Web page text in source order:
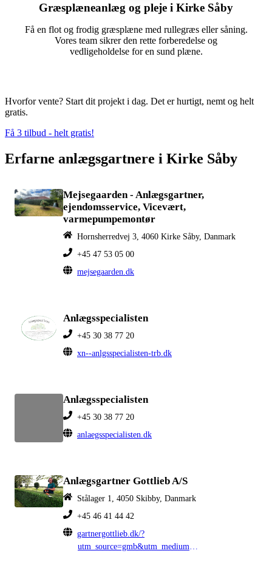
Græsplæneanlæg og pleje i Kirke Såby
Få en flot og frodig græsplæne med rullegræs eller såning.
Vores team sikrer den rette forberedelse og
vedligeholdelse for en sund plæne.
Hvorfor vente? Start dit projekt i dag. Det er hurtigt, nemt og helt
gratis.
Få 3 tilbud - helt gratis!
Erfarne anlægsgartnere i Kirke Såby
Mejsegaarden - Anlægsgartner,
ejendomsservice, Vicevært,
varmepumpemontør
Hornsherredvej 3, 4060 Kirke Såby, Danmark
+45 47 53 05 00
mejsegaarden.dk
Anlægsspecialisten
+45 30 38 77 20
xn--anlgsspecialisten-trb.dk
Anlægsspecialisten
+45 30 38 77 20
anlaegsspecialisten.dk
Anlægsgartner Gottlieb A/S
Stålager 1, 4050 Skibby, Danmark
+45 46 41 44 42
gartnergottlieb.dk/?
utm_source=gmb&utm_medium=organic&utm_campaign=gmb_website_button